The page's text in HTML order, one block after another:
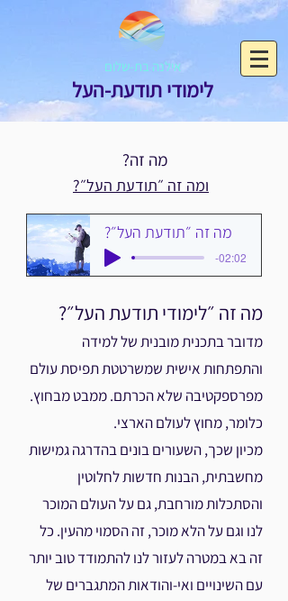
אילנה בת-שלום
לימודי תודעת-העל
?מה זה ״תודעת העל״
-02:02
מה זה ״לימודי תודעת העל״?
מדובר בתכנית מובנית של למידה
והתפתחות אישית שמשרטטת תפיסת עולם
מפרספקטיבה שלא הכרתם. ממבט מבחוץ.
כלומר, מחוץ לעולם הארצי.
מכיון שכך, השעוריםבונים בהדרגה גמישות
מחשבתית, הבנות חדשות לחלוטין
והסתכלות מורחבת, גם על העולםהמוכר
לנו וגם על הלא מוכר, זה הסמוי מהעין. כל
זה באבמטרה לעזור לנו להתמודד טוב יותר
עם השינויים ואי-והודאות המתגברים של
?מה זה
ומה זה ״תודעת העל״?